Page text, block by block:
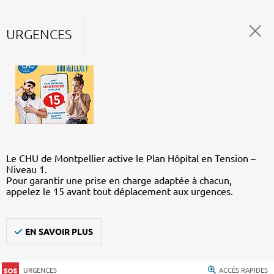
URGENCES
Le CHU de Montpellier active le Plan Hôpital en Tension –
Niveau 1.
Pour garantir une prise en charge adaptée à chacun,
appelez le 15 avant tout déplacement aux urgences.
EN SAVOIR PLUS
URGENCES ACCÈS RAPIDES